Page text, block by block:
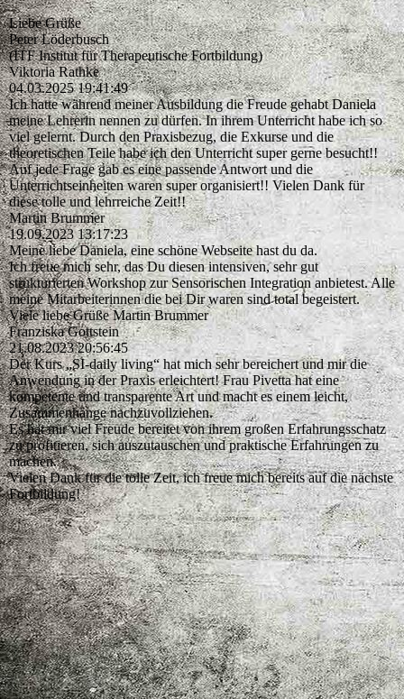
Liebe Grüße
Peter Löderbusch
(ITF Institut für Therapeutische Fortbildung)
Viktoria Rathke
04.03.2025 19:41:49
Ich hatte während meiner Ausbildung die Freude gehabt Daniela
meine Lehrerin nennen zu dürfen. In ihrem Unterricht habe ich so
viel gelernt. Durch den Praxisbezug, die Exkurse und die
theoretischen Teile habe ich den Unterricht super gerne besucht!!
Auf jede Frage gab es eine passende Antwort und die
Unterrichtseinheiten waren super organisiert!! Vielen Dank für
diese tolle und lehrreiche Zeit!!
Martin Brummer
19.09.2023 13:17:23
Meine liebe Daniela, eine schöne Webseite hast du da.
Ich freue mich sehr, das Du diesen intensiven, sehr gut
strukturierten Workshop zur Sensorischen Integration anbietest. Alle
meine Mitarbeiterinnen die bei Dir waren sind total begeistert.
Viele liebe Grüße Martin Brummer
Franziska Gottstein
21.08.2023 20:56:45
Der Kurs „SI-daily living“ hat mich sehr bereichert und mir die
Anwendung in der Praxis erleichtert! Frau Pivetta hat eine
kompetente und transparente Art und macht es einem leicht,
Zusammenhänge nachzuvollziehen.
Es hat mir viel Freude bereitet von ihrem großen Erfahrungsschatz
zu profitieren, sich auszutauschen und praktische Erfahrungen zu
machen.
Vielen Dank für die tolle Zeit, ich freue mich bereits auf die nächste
Fortbildung!